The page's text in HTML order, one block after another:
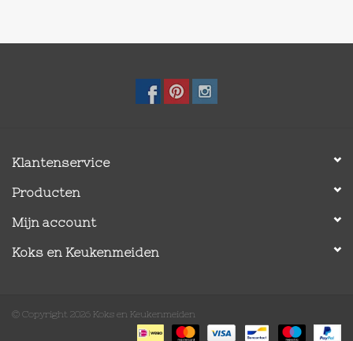
Klantenservice
Producten
Mijn account
Koks en Keukenmeiden
© Copyright 2026 Koks en Keukenmeiden